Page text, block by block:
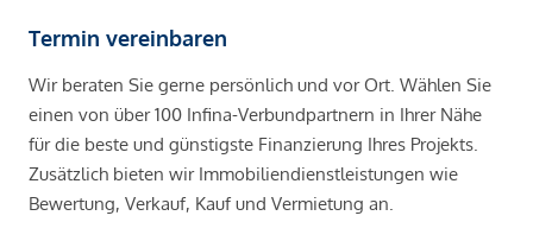
Termin vereinbaren
Wir beraten Sie gerne persönlich und vor Ort. Wählen Sie
einen von über 100 Infina-Verbundpartnern in Ihrer Nähe
für die beste und günstigste Finanzierung Ihres Projekts.
Zusätzlich bieten wir Immobiliendienstleistungen wie
Bewertung, Verkauf, Kauf und Vermietung an.